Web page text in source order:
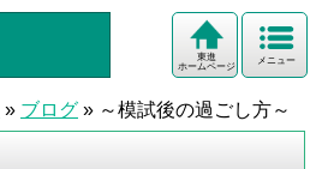
メニュー
東進
ホームページ
» ブログ » ～模試後の過ごし方～